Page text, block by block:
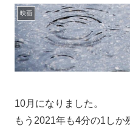
映画
10月になりました。
もう2021年も4分の1しか